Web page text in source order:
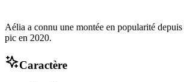
Aélia a connu une montée en popularité
pic en 2020.
Caractère